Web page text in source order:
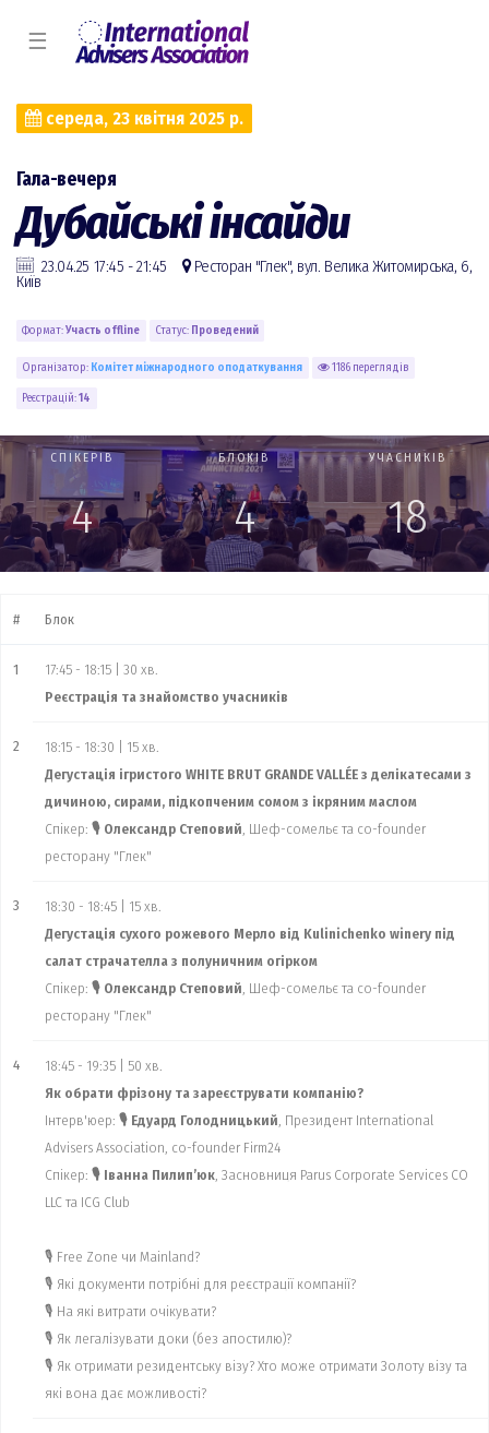
☰
середа, 23 квітня 2025 р.
Гала-вечеря
Дубайські інсайди
23.04.25 17:45 - 21:45 Ресторан "Глек", вул. Велика Житомирська, 6,
Київ
Формат:Участь offline Статус: Проведений
Організатор: Комiтет міжнародного оподаткування 1186 переглядів
Реєстрацій:14
СПІКЕРІВ
4
БЛОКІВ
4
УЧАСНИКІВ
18
# Блок
1
17:45 - 18:15 | 30 хв.
Реєстрація та знайомство учасників
2
18:15 - 18:30 | 15 хв.
Дегустація ігристого WHITE BRUT GRANDE VALLÉE з делікатесами з
дичиною, сирами, підкопченим сомом з ікряним маслом
Спікер: 🎙 Олександр Степовий, Шеф-сомельє та co-founder
ресторану "Глек"
3
18:30 - 18:45 | 15 хв.
Дегустація сухого рожевого Мерло від Kulinichenko winery під
салат страчателла з полуничним огірком
Спікер: 🎙 Олександр Степовий, Шеф-сомельє та co-founder
ресторану "Глек"
4
18:45 - 19:35 | 50 хв.
Як обрати фрізону та зареєструвати компанію?
Інтерв'юер: 🎙 Едуард Голодницький, Президент International
Advisers Association, co-founder Firm24
Спікер: 🎙 Іванна Пилип’юк, Засновниця Parus Corporate Services CO
LLC та ICG Club
🎙 Free Zone чи Mainland?
🎙 Які документи потрібні для реєстрації компанії?
🎙 На які витрати очікувати?
🎙 Як легалізувати доки (без апостилю)?
🎙 Як отримати резидентську візу? Хто може отримати Золоту візу та
які вона дає можливості?